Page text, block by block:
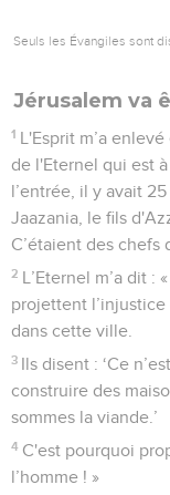
Seuls les Évangiles sont
Jérusalem va
1 L'Esprit m’a
de l'Eternel qui est
l’entrée, il y avait
Jaazania, le fils
C’étaient des chefs
2 L’Eternel m’a dit :
projettent
dans cette ville.
3 Ils disent : ‘Ce
construire des
sommes la viande.’
4 C'est pourquoi
l’homme ! »